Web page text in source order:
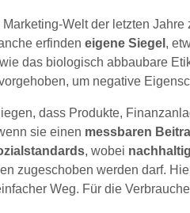
Welt der letzten
erfindeneigene Siegel ,
wie das biologisch abbaubare
um negative
dass Produkte,
sie einen messbaren
, wobei
zugeschoben werden darf.
Weg. Für die